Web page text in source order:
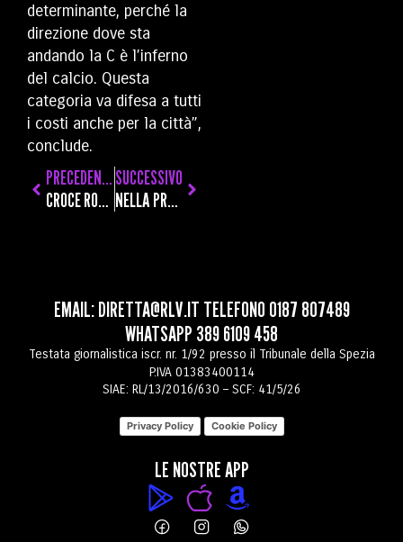
determinante, perché la
direzione dove sta
andando la C è l’inferno
del calcio. Questa
categoria va difesa a tutti
i costi anche per la città”,
conclude.
PRECEDENTE
CROCE ROSSA ALLA SPEZIA, QUANDO L’AIUTO DIVENTA UNA PRESENZA QUOTIDIANA. DE ANGELIS: “FONDAMENTALE ATTENZIONE VERSO MINORI”
SUCCESSIVO
NELLA PROVINCIA DELLA SPEZIA 197 IMPRESE IN PIÙ NEL 2025, MIGLIOR TASSO DI CRESCITA DELLA LIGURIA
EMAIL:DIRETTA@RLV.IT TELEFONO 0187 807489
WHATSAPP 389 6109 458
Testata giornalistica iscr. nr. 1/92 presso il Tribunale della Spezia
P.IVA 01383400114
SIAE: RL/13/2016/630 – SCF: 41/5/26
Privacy Policy Cookie Policy
LE NOSTRE APP